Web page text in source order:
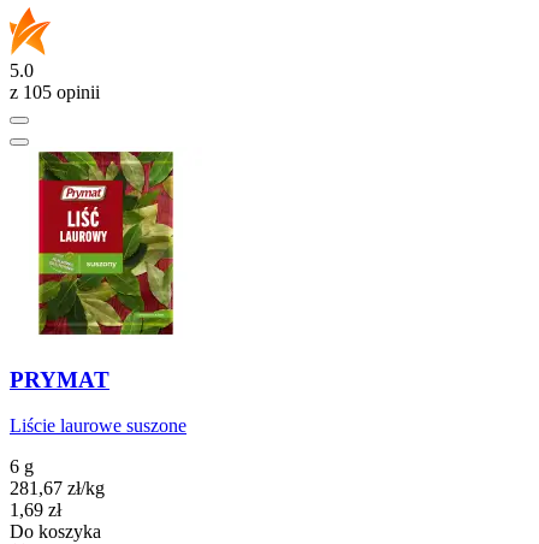
5.0
z 105 opinii
PRYMAT
Liście laurowe suszone
6 g
281,67 zł/kg
Cena
1,69 zł
Do koszyka